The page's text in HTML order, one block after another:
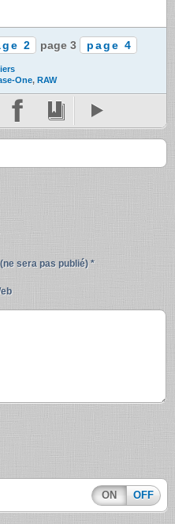
2 page 3 page 4
One, RAW
sera pas publié) *
ON OFF